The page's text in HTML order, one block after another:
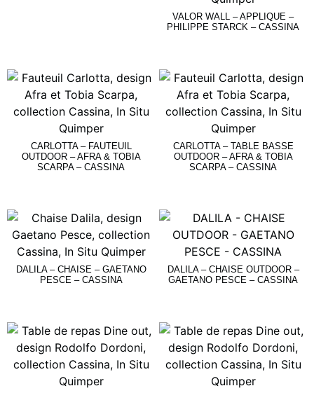
VALOR WALL – APPLIQUE –
PHILIPPE STARCK – CASSINA
CARLOTTA – FAUTEUIL
OUTDOOR – AFRA & TOBIA
SCARPA – CASSINA
CARLOTTA – TABLE BASSE
OUTDOOR – AFRA & TOBIA
SCARPA – CASSINA
DALILA – CHAISE – GAETANO
PESCE – CASSINA
DALILA – CHAISE OUTDOOR –
GAETANO PESCE – CASSINA